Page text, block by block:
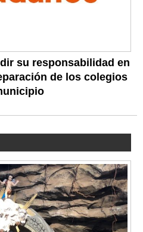
su responsabilidad en
de los colegios